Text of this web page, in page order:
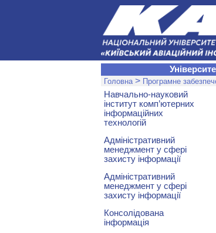
Головна > Програмне
Навчально-науковий
інститут комп’ютерних
інформаційних
технологій
Адміністративний
менеджмент у сфері
захисту інформації
Адміністративний
менеджмент у сфері
захисту інформації
Консолідована
інформація